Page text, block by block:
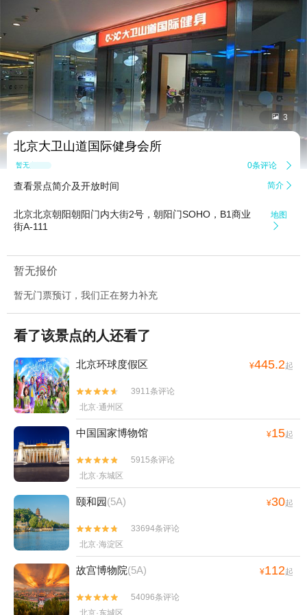
 3
北京大卫山道国际健身会所
暂无点评 0条评论 
查看景点简介及开放时间 简介 
北京北京朝阳朝阳门内大街2号，朝阳门SOHO，B1商业
街A-111
地图

暂无报价
暂无门票预订，我们正在努力补充
看了该景点的人还看了
北京环球度假区 ¥445.2起


3911条评论
北京·通州区
中国国家博物馆 ¥15起


5915条评论
北京·东城区
颐和园(5A) ¥30起


33694条评论
北京·海淀区
故宫博物院(5A) ¥112起


54096条评论
